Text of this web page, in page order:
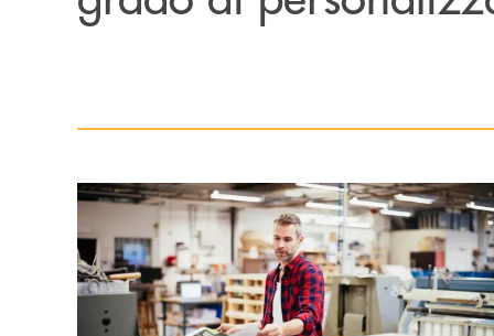
Scopri di più Finanziamenti agevolati